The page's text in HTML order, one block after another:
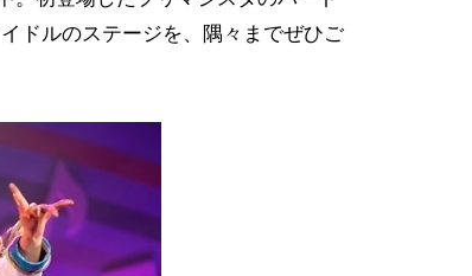
ドルのステージを、隅々までぜひご